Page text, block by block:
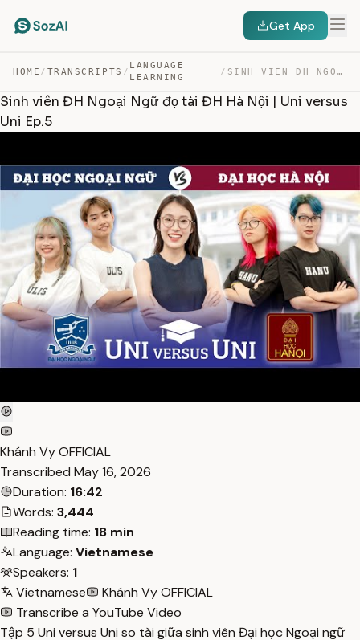
Get App
HOME / TRANSCRIPTS /
LANGUAGE
LEARNING
/ SINH VIÊN ĐH NGOẠI NGỮ ĐỌ TÀI ĐH HÀ NỘI | UNI VERSUS UN… — TRANSCRIPT
Sinh viên ĐH Ngoại Ngữ đọ tài ĐH Hà Nội | Uni versus
Uni Ep.5
Khánh Vy OFFICIAL
Transcribed May 16, 2026
Duration: 16:42
Words: 3,444
Reading time: 18 min
Language: Vietnamese
Speakers: 1
Vietnamese
Khánh Vy OFFICIAL
Transcribe a YouTube Video
Tập 5 Uni versus Uni so tài giữa sinh viên Đại học Ngoại ngữ